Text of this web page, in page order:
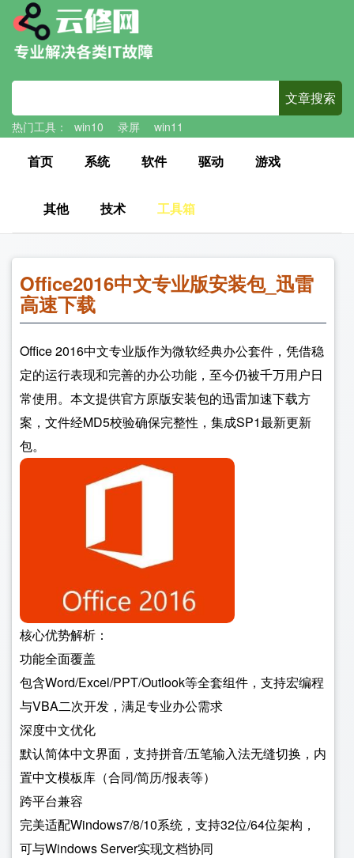
热门工具： win10 录屏 win11
首页 系统 软件 驱动 游戏
其他 技术 工具箱
Office2016中文专业版安装包_迅雷
高速下载
Office 2016中文专业版作为微软经典办公套件，凭借稳
定的运行表现和完善的办公功能，至今仍被千万用户日
常使用。本文提供官方原版安装包的迅雷加速下载方
案，文件经MD5校验确保完整性，集成SP1最新更新
包。
核心优势解析：
功能全面覆盖
包含Word/Excel/PPT/Outlook等全套组件，支持宏编程
与VBA二次开发，满足专业办公需求
深度中文优化
默认简体中文界面，支持拼音/五笔输入法无缝切换，内
置中文模板库（合同/简历/报表等）
跨平台兼容
完美适配Windows7/8/10系统，支持32位/64位架构，
可与Windows Server实现文档协同